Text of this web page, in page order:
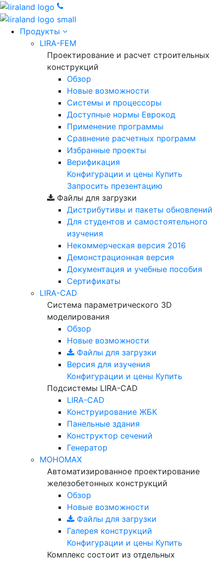
Продукты
LIRA-FEM
Проектирование и расчет строительных
конструкций
Обзор
Новые возможности
Cистемы и процессоры
Доступные нормы Еврокод
Применение программы
Сравнение расчетных программ
Избранные проекты
Верификация
Конфигурации и цены Купить
Запросить презентацию
Файлы для загрузки
Дистрибутивы и пакеты обновлений
Для студентов и самостоятельного
изучения
Некоммерческая версия 2016
Демонстрационная версия
Документация и учебные пособия
Сертификаты
LIRA-CAD
Система параметрического 3D
моделирования
Обзор
Новые возможности
Файлы для загрузки
Версия для изучения
Конфигурации и цены Купить
Подсистемы LIRA-CAD
LIRA-CAD
Конструирование ЖБК
Панельные здания
Конструктор сечений
Генератор
МОНОМАХ
Автоматизированное проектирование
железобетонных конструкций
Обзор
Новые возможности
Файлы для загрузки
Галерея конструкций
Конфигурации и цены Купить
Комплекс состоит из отдельных